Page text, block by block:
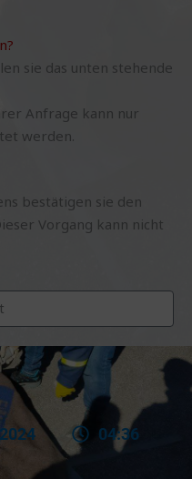
sie das unten stehende
Anfrage kann nur
werden.
bestätigen sie den
Vorgang kann nicht
04:36